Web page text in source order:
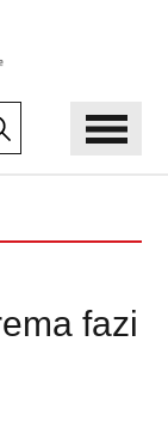
fazi